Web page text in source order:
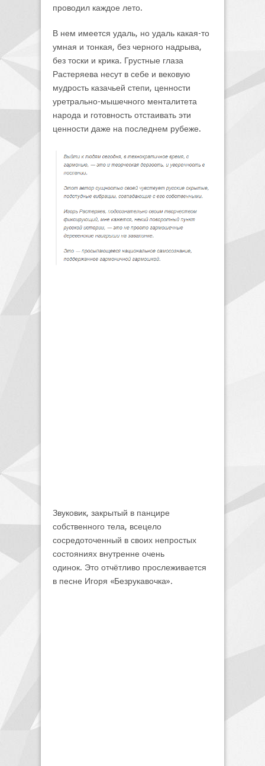
проводил каждое лето.
В нем имеется удаль, но удаль какая-то
умная и тонкая, без черного надрыва,
без тоски и крика. Грустные глаза
Растеряева несут в себе и вековую
мудрость казачьей степи, ценности
уретрально-мышечного менталитета
народа и готовность отстаивать эти
ценности даже на последнем рубеже.
Звуковик, закрытый в панцире
собственного тела, всецело
сосредоточенный в своих непростых
состояниях внутренне очень
одинок. Это отчётливо прослеживается
в песне Игоря «Безрукавочка».